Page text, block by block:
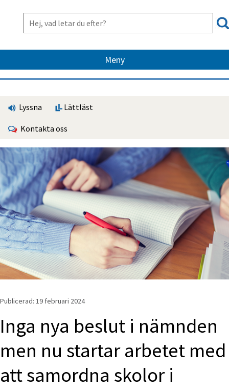
Meny
Lyssna Lättläst
Kontakta oss
Publicerad: 19 februari 2024
Inga nya beslut i nämnden
men nu startar arbetet med
att samordna skolor i